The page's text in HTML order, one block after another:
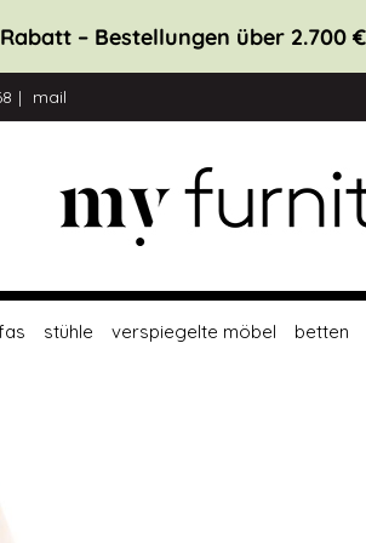
– Bestellungen über 2.700 €
mail
stühle verspiegelte möbel betten